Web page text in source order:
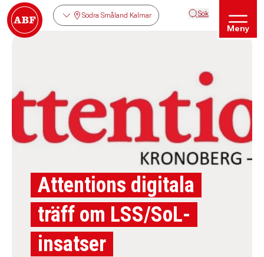
Södra Småland Kalmar Sök
Meny
Attentions digitala
träff om LSS/SoL-
insatser